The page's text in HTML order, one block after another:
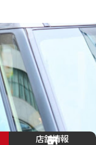
店舗情報